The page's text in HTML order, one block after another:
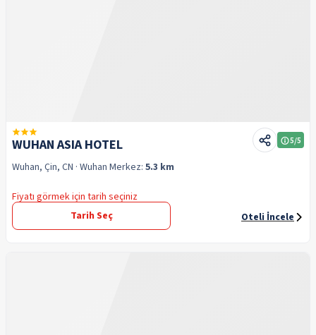
WUHAN ASIA HOTEL 5/5
Wuhan, Çin, CN · Wuhan Merkez: 5.3 km
Fiyatı görmek için tarih seçiniz
Tarih Seç
Oteli İncele